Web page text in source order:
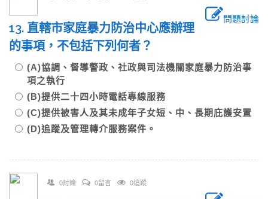
問題討論
13. 直轄市家庭暴力防治中心應辦理
的事項，不包括下列何者？
(A)協調、督導警政、社政與司法機關家庭暴力防治事
項之執行
(B)提供二十四小時電話專線服務
(C)提供被害人及其未成年子女短、中、長期庇護安置
(D)追蹤及管理轉介服務案件。
0討論 0留言 0追蹤